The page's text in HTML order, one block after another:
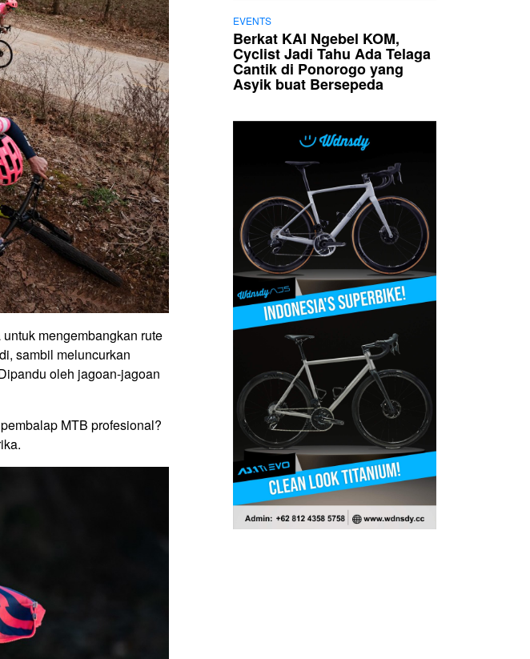
mengembangkan rute
sambil meluncurkan
oleh jagoan-jagoan
MTB profesional?
EVENTS
Berkat KAI Ngebel KOM,
Cyclist Jadi Tahu Ada Telaga
Cantik di Ponorogo yang
Asyik buat Bersepeda